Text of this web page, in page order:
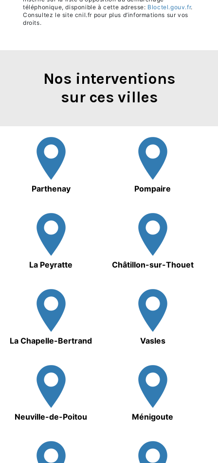
téléphonique, disponible à cette adresse: Bloctel.gouv.fr.
Consultez le site cnil.fr pour plus d’informations sur vos
droits.
Nos interventions
sur ces villes
Parthenay Pompaire
La Peyratte Châtillon-sur-Thouet
La Chapelle-Bertrand Vasles
Neuville-de-Poitou Ménigoute